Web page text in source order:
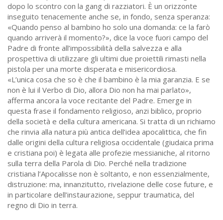
dopo lo scontro con la gang di razziatori. È un orizzonte
inseguito tenacemente anche se, in fondo, senza speranza:
«Quando penso al bambino ho solo una domanda: ce la farò
quando arriverà il momento?», dice la voce fuori campo del
Padre di fronte all’impossibilità della salvezza e alla
prospettiva di utilizzare gli ultimi due proiettili rimasti nella
pistola per una morte disperata e misericordiosa.
«L’unica cosa che so è che il bambino è la mia garanzia. E se
non è lui il Verbo di Dio, allora Dio non ha mai parlato»,
afferma ancora la voce recitante del Padre. Emerge in
questa frase il fondamento religioso, anzi biblico, proprio
della società e della cultura americana. Si tratta di un richiamo
che rinvia alla natura più antica dell’idea apocalittica, che fin
dalle origini della cultura religiosa occidentale (giudaica prima
e cristiana poi) è legata alle profezie messianiche, al ritorno
sulla terra della Parola di Dio. Perché nella tradizione
cristiana l’Apocalisse non è soltanto, e non essenzialmente,
distruzione: ma, innanzitutto, rivelazione delle cose future, e
in particolare dell’instaurazione, seppur traumatica, del
regno di Dio in terra.